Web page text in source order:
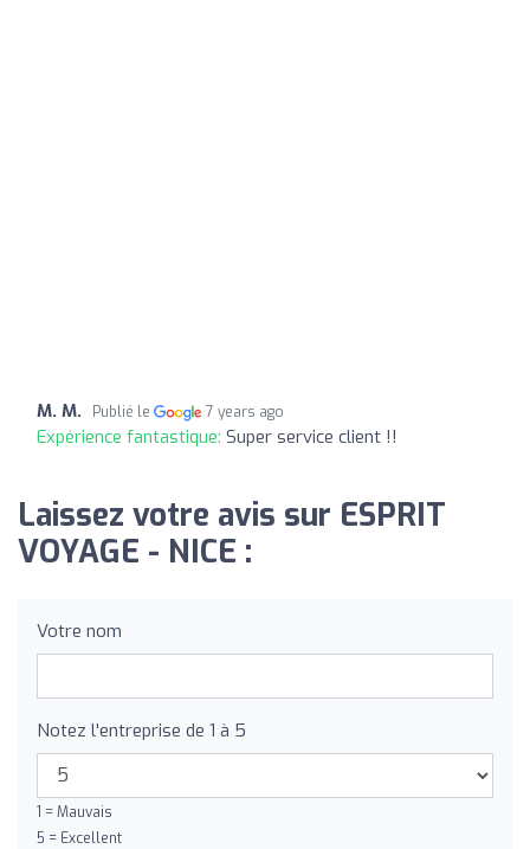
M. M. Publié le 7 years ago
Expérience fantastique: Super service client !!
Laissez votre avis sur ESPRIT
VOYAGE - NICE :
Votre nom
Notez l'entreprise de 1 à 5
1 = Mauvais
5 = Excellent